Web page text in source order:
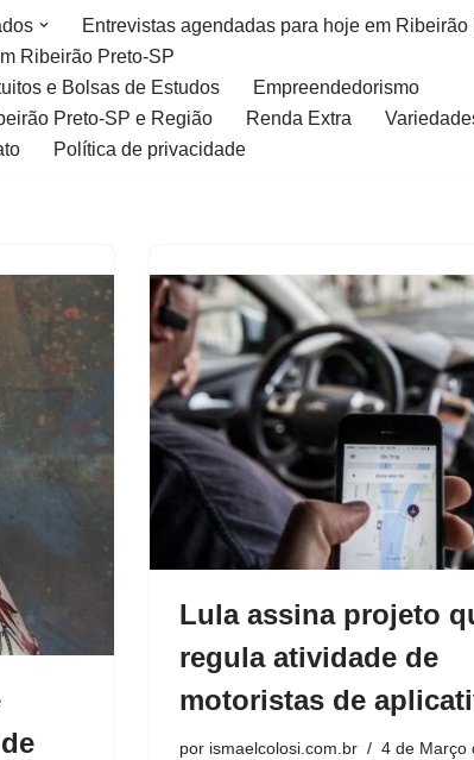
Entrevistas agendadas para hoje em Ribeirão
Ribeirão Preto-SP
e Bolsas de Estudos
Empreendedorismo
Preto-SP e Região Renda Extra
Política de privacidade
Lula assina projeto
regula atividade de
motoristas de
por ismaelcolosi.com.br 4 de Março